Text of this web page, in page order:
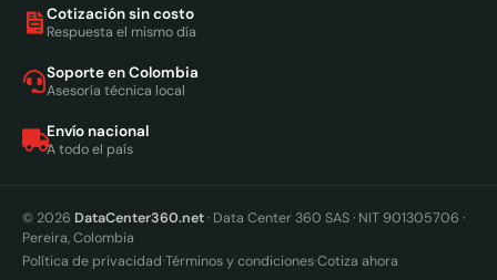
Cotización sin costo
Respuesta el mismo día
Soporte en Colombia
Asesoría técnica local
Envío nacional
A todo el país
© 2026 DataCenter360.net· Data Center 360 SAS · NIT 901305706 ·
Pereira, Colombia
Política de privacidad·Términos y condiciones·Cotiza ahora